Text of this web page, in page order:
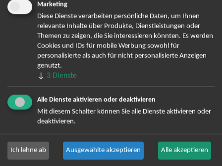
TOP-Events
André Rieu Tickets
David Garrett Tickets
Andrea Berg Tickets
Backstreet Boys Tickets
Unheilig Tickets
Santiano Tickets
Ina Müller Tickets
Bryan Adams Tickets
Andreas Gabalier Tickets
Die Fantastischen Vier Tickets
Marketing
Diese Dienste verarbeiten persönliche Daten, um Ihnen
relevante Inhalte über Produkte, Dienstleistungen oder
Themen zu zeigen, die Sie interessieren könnten. Es werden
Cookies und IDs für mobile Werbung sowohl für
personalisierte als auch für nicht personalisierte Anzeigen
genutzt.
↓ 3 Dienste
Alle Dienste aktivieren oder deaktivieren
Mit diesem Schalter können Sie alle Dienste aktivieren oder
deaktivieren.
Ich lehne ab Ausgewählte akzeptieren Alle akzeptieren